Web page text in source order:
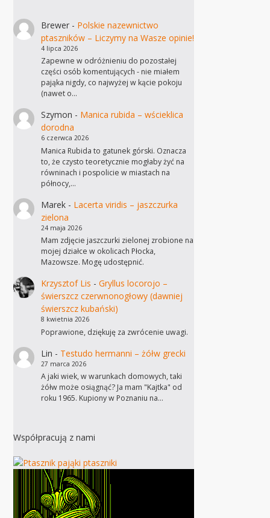
Brewer- Polskie nazewnictwo
ptaszników – Liczymy na Wasze opinie!
4 lipca 2026
Zapewne w odróżnieniu do pozostałej
części osób komentujących - nie miałem
pająka nigdy, co najwyżej w kącie pokoju
(nawet o…
Szymon - Manica rubida – wścieklica
dorodna
6 czerwca 2026
Manica Rubida to gatunek górski. Oznacza
to, że czysto teoretycznie mogłaby żyć na
równinach i pospolicie w miastach na
północy,…
Marek- Lacerta viridis – jaszczurka
zielona
24 maja 2026
Mam zdjęcie jaszczurki zielonej zrobione na
mojej działce w okolicach Płocka,
Mazowsze. Mogę udostępnić.
Krzysztof Lis - Gryllus locorojo –
świerszcz czerwnonogłowy (dawniej
świerszcz kubański)
8 kwietnia 2026
Poprawione, dziękuję za zwrócenie uwagi.
Lin - Testudo hermanni – żółw grecki
27 marca 2026
A jaki wiek, w warunkach domowych, taki
żółw może osiągnąć? Ja mam "Kajtka" od
roku 1965. Kupiony w Poznaniu na…
Współpracują z nami